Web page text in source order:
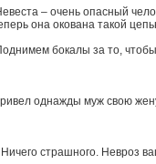
– очень опасный
она окована такой
бокалы за то,
однажды муж свою
страшного. Невроз